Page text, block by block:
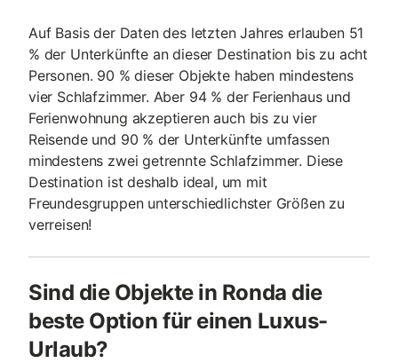
Auf Basis der Daten des letzten Jahres erlauben 51
% der Unterkünfte an dieser Destination bis zu acht
Personen. 90 % dieser Objekte haben mindestens
vier Schlafzimmer. Aber 94 % der Ferienhaus und
Ferienwohnung akzeptieren auch bis zu vier
Reisende und 90 % der Unterkünfte umfassen
mindestens zwei getrennte Schlafzimmer. Diese
Destination ist deshalb ideal, um mit
Freundesgruppen unterschiedlichster Größen zu
verreisen!
Sind die Objekte in Ronda die
beste Option für einen Luxus-
Urlaub?